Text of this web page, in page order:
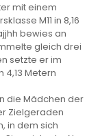
mit einem
M11 in 8,16
bewies an
gleich drei
setzte er im
Metern
die Mädchen der
Zielgeraden
in dem sich